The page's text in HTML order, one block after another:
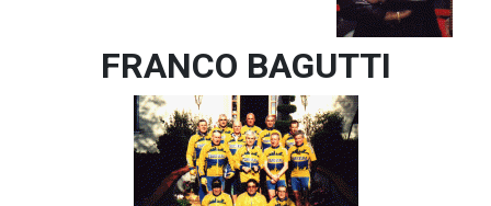
FRANCO BAGUTTI